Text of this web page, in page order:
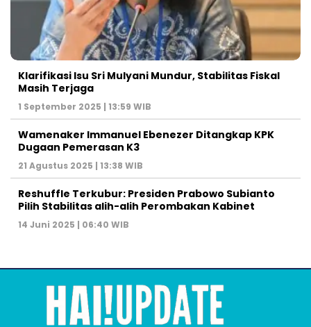
Klarifikasi Isu Sri Mulyani Mundur, Stabilitas Fiskal
Masih Terjaga
1 September 2025 | 13:59 WIB
Wamenaker Immanuel Ebenezer Ditangkap KPK
Dugaan Pemerasan K3
21 Agustus 2025 | 13:38 WIB
Reshuffle Terkubur: Presiden Prabowo Subianto
Pilih Stabilitas alih-alih Perombakan Kabinet
14 Juni 2025 | 06:40 WIB